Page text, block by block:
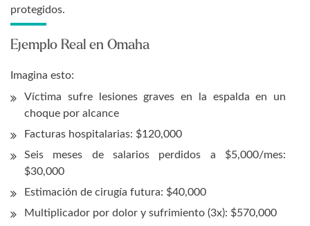
protegidos.
Ejemplo Real en Omaha
Imagina esto:
Víctima sufre lesiones graves en la espalda en un
choque por alcance
Facturas hospitalarias: $120,000
Seis meses de salarios perdidos a $5,000/mes:
$30,000
Estimación de cirugía futura: $40,000
Multiplicador por dolor y sufrimiento (3x): $570,000